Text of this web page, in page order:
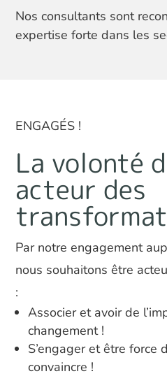
Nos consultants sont
expertise forte dans les
ENGAGÉS !
La volonté
acteur des
Par notre engagement
nous souhaitons être
:
Associer et avoir de
changement !
S’engager et être force
convaincre !